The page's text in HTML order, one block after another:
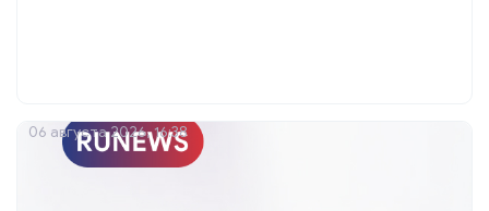
06 августа 2026, 16:38